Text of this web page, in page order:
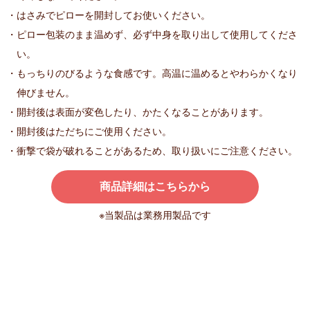
・はさみでピローを開封してお使いください。
・ピロー包装のまま温めず、必ず中身を取り出して使用してくださ
い。
・もっちりのびるような食感です。高温に温めるとやわらかくなり
伸びません。
・開封後は表面が変色したり、かたくなることがあります。
・開封後はただちにご使用ください。
・衝撃で袋が破れることがあるため、取り扱いにご注意ください。
商品詳細はこちらから
※当製品は業務用製品です